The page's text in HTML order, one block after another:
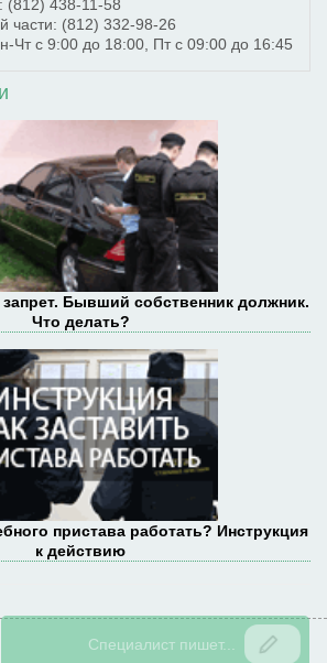
(812) 438-11-58
части: (812) 332-98-26
Чт с 9:00 до 18:00, Пт с 09:00 до 16:45
Бывший собственник должник.
Что делать?
пристава работать? Инструкция
к действию